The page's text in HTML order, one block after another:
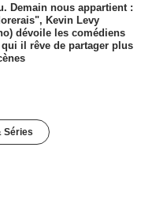
Demain nous appartient :
Kevin Levy
dévoile les comédiens
qui il rêve de partager plus
Séries